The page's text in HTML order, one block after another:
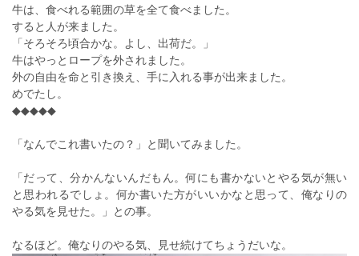
牛は、食べれる範囲の草を全て食べました。
すると人が来ました。
「そろそろ頃合かな。よし、出荷だ。」
牛はやっとロープを外されました。
外の自由を命と引き換え、手に入れる事が出来ました。
めでたし。
◆◆◆◆◆
「なんでこれ書いたの？」と聞いてみました。
「だって、分かんないんだもん。何にも書かないとやる気が無い
と思われるでしょ。何か書いた方がいいかなと思って、俺なりの
やる気を見せた。」との事。
なるほど。俺なりのやる気、見せ続けてちょうだいな。